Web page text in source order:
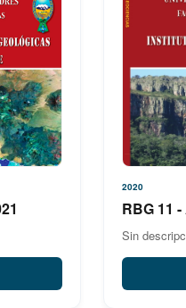
2020
RBG 11 -
Sin